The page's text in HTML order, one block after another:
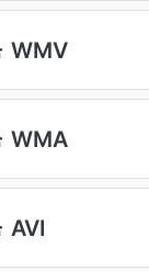
MP3 ته WMV
MP3 ته WMA
MP3 ته AVI